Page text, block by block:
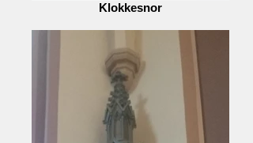
Klokkesnor